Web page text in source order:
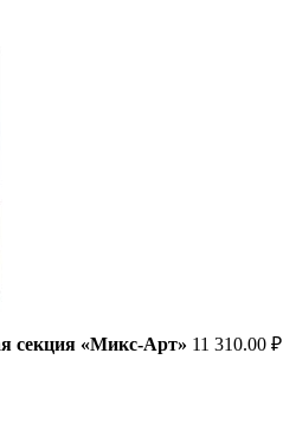
секция «Микс-Арт» 11 310.00 ₽